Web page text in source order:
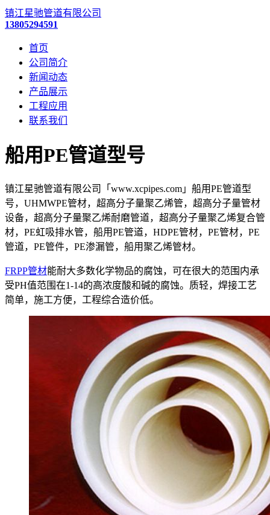
镇江星驰管道有限公司
13805294591
首页
公司简介
新闻动态
产品展示
工程应用
联系我们
船用PE管道型号
镇江星驰管道有限公司「www.xcpipes.com」船用PE管道型
号，UHMWPE管材，超高分子量聚乙烯管，超高分子量管材
设备，超高分子量聚乙烯耐磨管道，超高分子量聚乙烯复合管
材，PE虹吸排水管，船用PE管道，HDPE管材，PE管材，PE
管道，PE管件，PE渗漏管，船用聚乙烯管材。
FRPP管材能耐大多数化学物品的腐蚀，可在很大的范围内承
受PH值范围在1-14的高浓度酸和碱的腐蚀。质轻，焊接工艺
简单，施工方便，工程综合造价低。